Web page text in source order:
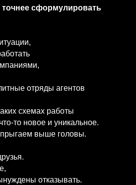
сформулировать
отряды агентов
схемах работы
то новое и уникальное.
выше головы.
отказывать.